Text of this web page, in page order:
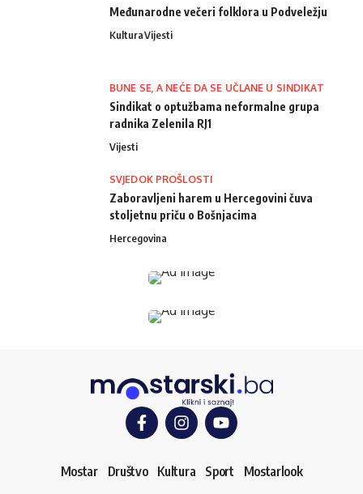
Međunarodne večeri folklora u Podveležju
KulturaVijesti
BUNE SE, A NEĆE DA SE UČLANE U SINDIKAT
Sindikat o optužbama neformalne grupa
radnika Zelenila RJ1
Vijesti
SVJEDOK PROŠLOSTI
Zaboravljeni harem u Hercegovini čuva
stoljetnu priču o Bošnjacima
Hercegovina
Mostar Društvo Kultura Sport Mostarlook